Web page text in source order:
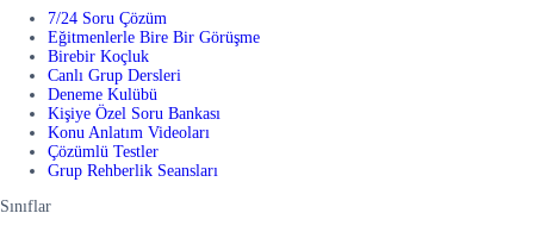
7/24 Soru Çözüm
Eğitmenlerle Bire Bir Görüşme
Birebir Koçluk
Canlı Grup Dersleri
Deneme Kulübü
Kişiye Özel Soru Bankası
Konu Anlatım Videoları
Çözümlü Testler
Grup Rehberlik Seansları
Sınıflar